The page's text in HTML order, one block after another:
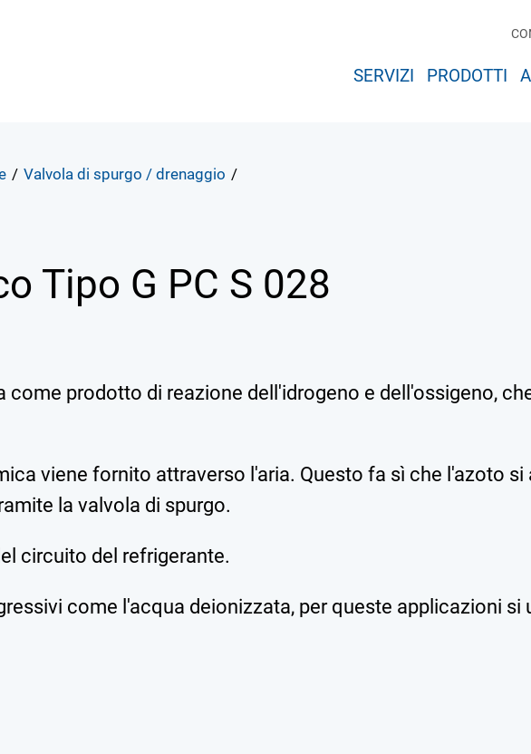
SERVIZI PRODOTTI
/ Valvola di spurgo / drenaggio /
Tipo G PC S 028
prodotto di reazione dell'idrogeno e dell'ossigeno,
viene fornito attraverso l'aria. Questo fa sì che l'azoto
la valvola di spurgo.
circuito del refrigerante.
come l'acqua deionizzata, per queste applicazioni si